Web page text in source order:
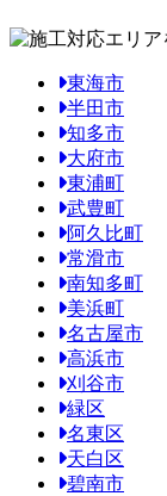
東海市
半田市
知多市
大府市
東浦町
武豊町
阿久比町
常滑市
南知多町
美浜町
名古屋市
高浜市
刈谷市
緑区
名東区
天白区
碧南市